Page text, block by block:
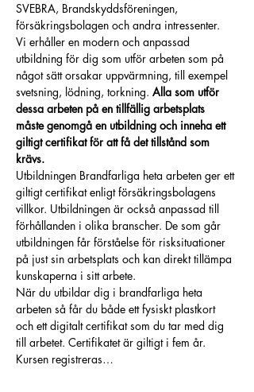
SVEBRA, Brandskyddsföreningen,
försäkringsbolagen och andra intressenter.
Vi erhåller en modern och anpassad
utbildning för dig som utför arbeten som på
något sätt orsakar uppvärmning, till exempel
svetsning, lödning, torkning. Alla som utför
dessa arbeten på en tillfällig arbetsplats
måste genomgå en utbildning och inneha ett
giltigt certifikat för att få det tillstånd som
krävs.
Utbildningen Brandfarliga heta arbeten ger ett
giltigt certifikat enligt försäkringsbolagens
villkor. Utbildningen är också anpassad till
förhållanden i olika branscher. De som går
utbildningen får förståelse för risksituationer
på just sin arbetsplats och kan direkt tillämpa
kunskaperna i sitt arbete.
När du utbildar dig i brandfarliga heta
arbeten så får du både ett fysiskt plastkort
och ett digitalt certifikat som du tar med dig
till arbetet. Certifikatet är giltigt i fem år.
Kursen registreras…